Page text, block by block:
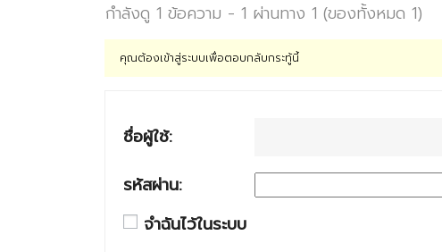
กำลังดู 1 ข้อความ - 1 ผ่านทาง 1 (ของทั้งหมด 1)
คุณต้องเข้าสู่ระบบเพื่อตอบกลับกระทู้นี้
ชื่อผู้ใช้:
รหัสผ่าน:
จำฉันไว้ในระบบ